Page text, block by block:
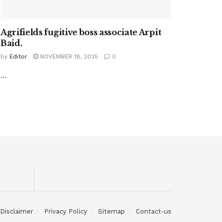
Agrifields fugitive boss associate Arpit
Baid.
by Editor NOVEMBER 18, 2025 0
...
Disclaimer Privacy Policy Sitemap Contact-us